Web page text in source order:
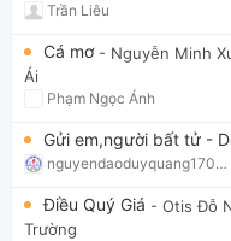
Trần Liêu
Cá mơ - Nguyễn Minh
Ái
Phạm Ngọc Ánh
Gửi em,người bất tử -
nguyendaoduyquang17021
Điều Quý Giá - Otis Đỗ
Trường